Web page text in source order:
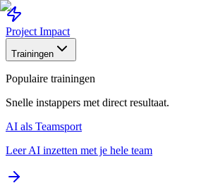
Project Impact
Trainingen
Populaire trainingen
Snelle instappers met direct resultaat.
AI als Teamsport
Leer AI inzetten met je hele team